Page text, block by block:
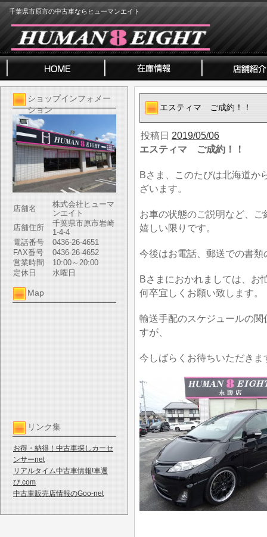
千葉県市原市の中古車ならヒューマンエイト
ショップインフォメー
ション
店舗名
株式会社ヒューマ
ンエイト
店舗住所
千葉県市原市岩崎
1-4-4
電話番号
0436-26-4651
FAX番号
0436-26-4652
営業時間
10:00～20:00
定休日
水曜日
Map
リンク集
お得・納得！中古車探しカーセ
ンサーnet
リアルタイム中古車情報!車選
び.com
中古車販売店情報のGoo-net
エスティマ ご成約！！
投稿日 2019/05/06
エスティマ ご成約！！
Bさま、このたびは北海道か
ざいます。
お車の状態のご説明など、
嬉しい限りです。
今後はお電話、郵送での書
Bさまにおかれましては、お
何卒宜しくお願い致します。
輸送手配のスケジュールの
すが、
今しばらくお待ちいただき